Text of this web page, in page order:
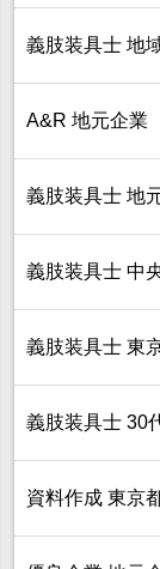
義肢装具士 地
A&R 地元企業
義肢装具士 地
義肢装具士 中
義肢装具士 東
義肢装具士 30
資料作成 東京